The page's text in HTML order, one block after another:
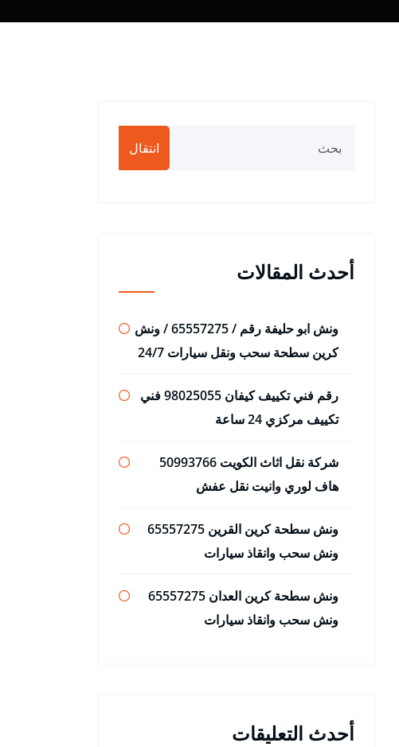
انتقال
أحدث المقالات
ونش ابو حليفة رقم / 65557275 / ونش
كرين سطحة سحب ونقل سيارات 24/7
رقم فني تكييف كيفان 98025055 فني
تكييف مركزي 24 ساعة
شركة نقل اثاث الكويت 50993766
هاف لوري وانيت نقل عفش
ونش سطحة كرين القرين 65557275
ونش سحب وانقاذ سيارات
ونش سطحة كرين العدان 65557275
ونش سحب وانقاذ سيارات
أحدث التعليقات